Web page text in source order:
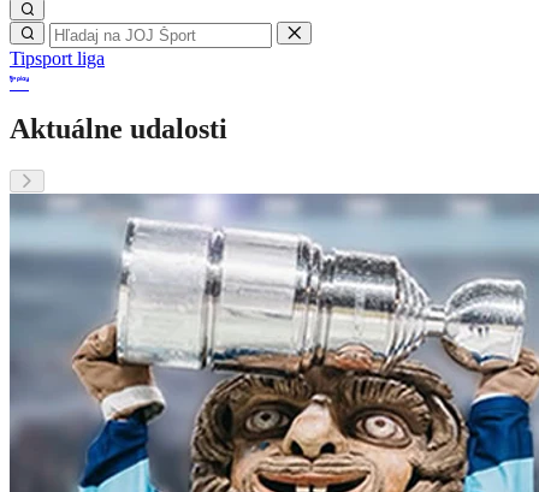
Tipsport liga
Aktuálne udalosti